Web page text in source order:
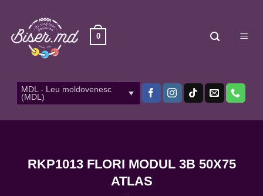
content
0
MDL - Leu moldovenesc
(MDL)
RKP1013 FLORI MODUL 3B 50X75
ATLAS